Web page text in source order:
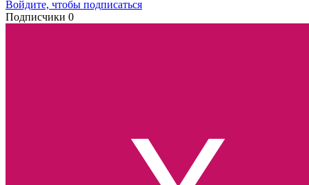
Войдите, чтобы подписаться
Подписчики 0